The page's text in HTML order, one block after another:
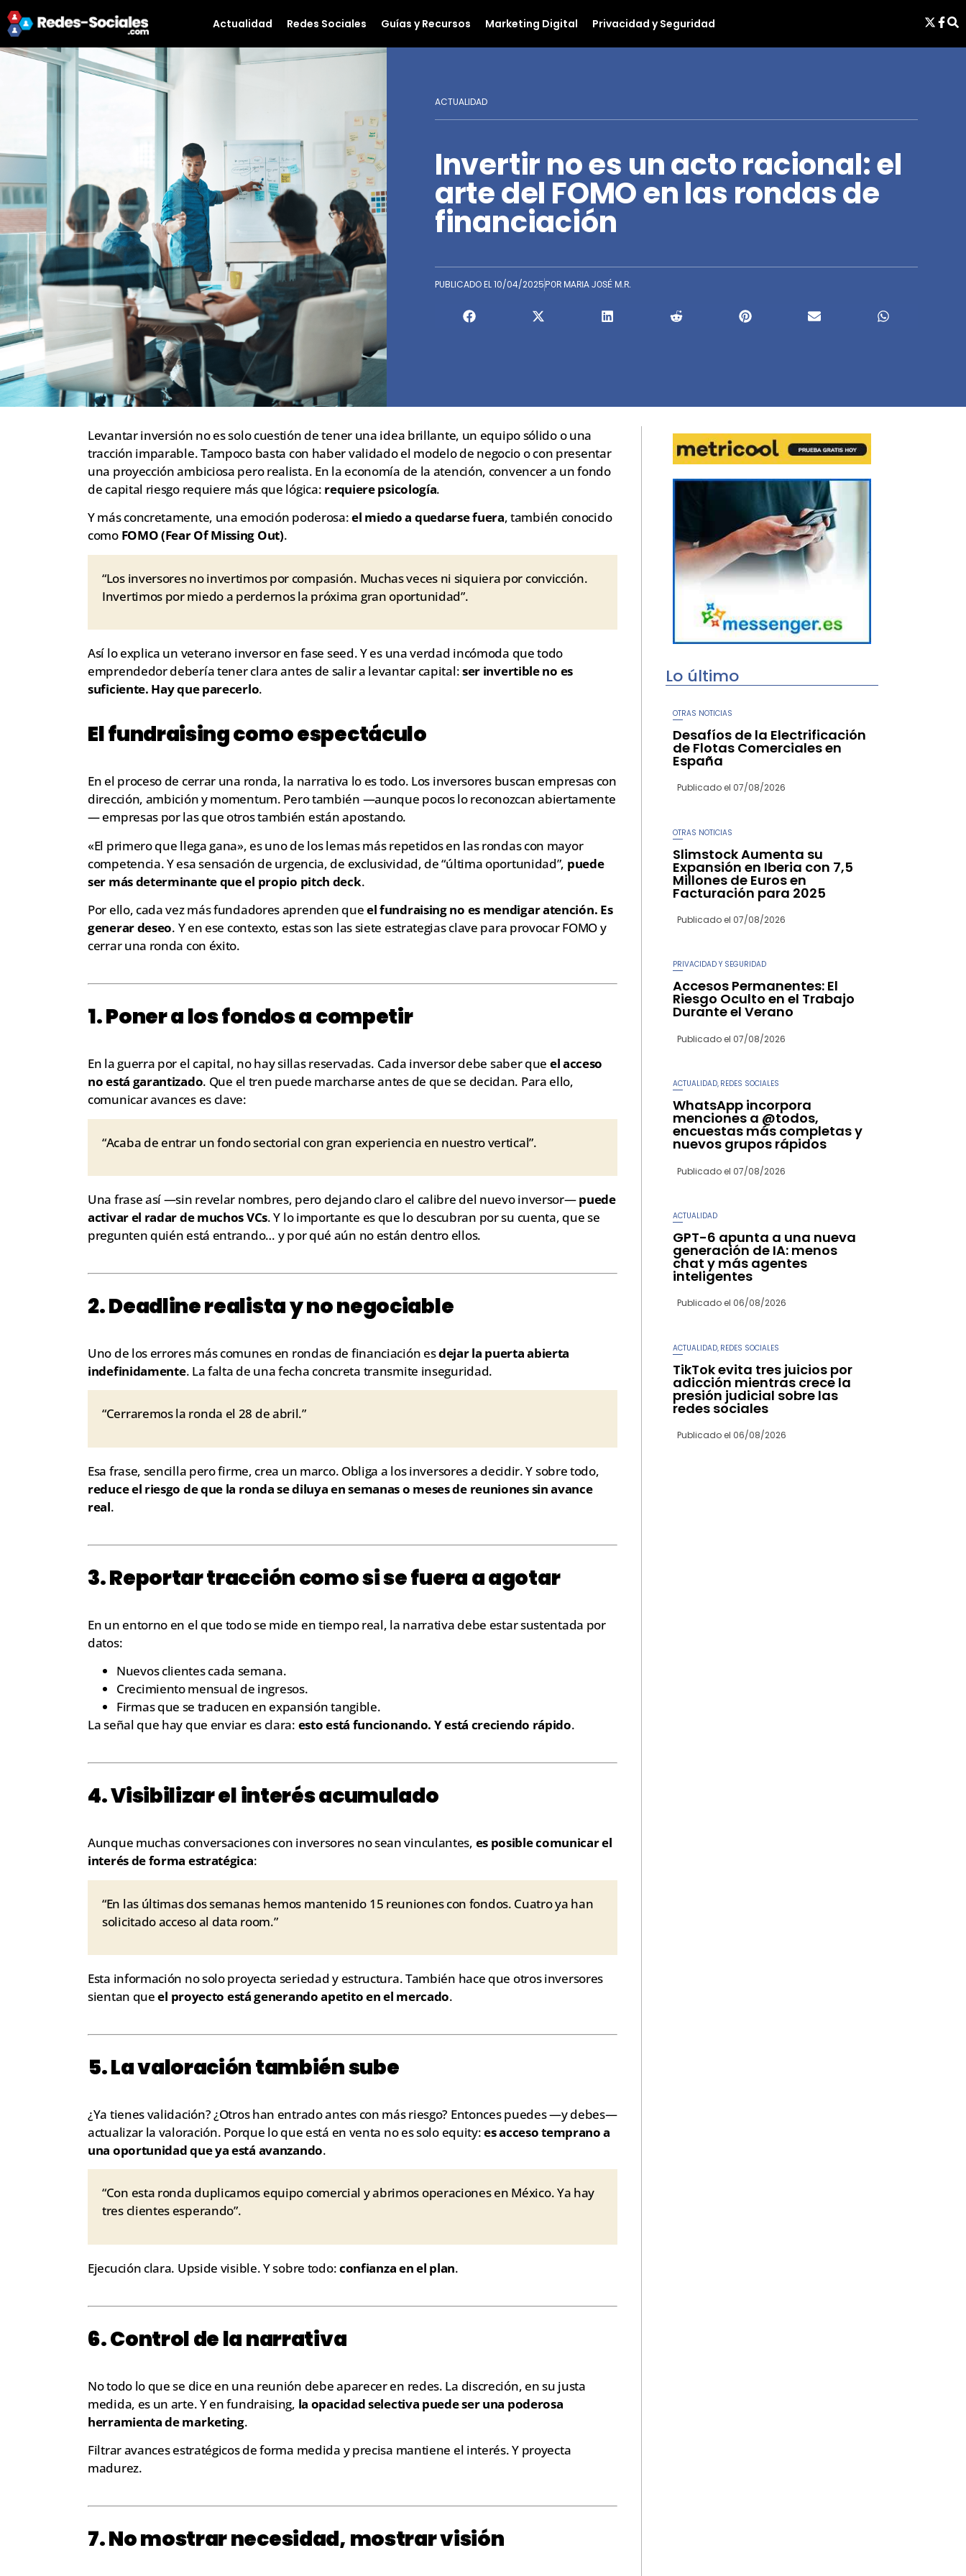
Actualidad Redes Sociales Guías y Recursos Marketing Digital Privacidad y Seguridad
ACTUALIDAD
Invertir no es un acto racional: el
arte del FOMO en las rondas de
financiación
PUBLICADO EL10/04/2025 POR MARIA JOSÉ M.R.
Levantar inversión no es solo cuestión de tener una idea brillante, un equipo sólido o una
tracción imparable. Tampoco basta con haber validado el modelo de negocio o con presentar
una proyección ambiciosa pero realista. En la economía de la atención, convencer a un fondo
de capital riesgo requiere más que lógica: requiere psicología.
Y más concretamente, una emoción poderosa:el miedo a quedarse fuera, también conocido
como FOMO (Fear Of Missing Out).
“Los inversores no invertimos por compasión. Muchas veces ni siquiera por convicción.
Invertimos por miedo a perdernos la próxima gran oportunidad”.
Así lo explica un veterano inversor en fase seed. Y es una verdad incómoda que todo
emprendedor debería tener clara antes de salir a levantar capital:ser invertible no es
suficiente. Hay que parecerlo.
El fundraising como espectáculo
En el proceso de cerrar una ronda, la narrativa lo es todo. Los inversores buscan empresas con
dirección, ambición y momentum. Pero también —aunque pocos lo reconozcan abiertamente
— empresas por las que otros también están apostando.
«El primero que llega gana», es uno de los lemas más repetidos en las rondas con mayor
competencia. Y esa sensación de urgencia, de exclusividad, de “última oportunidad”, puede
ser más determinante que el propio pitch deck.
Por ello, cada vez más fundadores aprenden queel fundraising no es mendigar atención. Es
generar deseo. Y en ese contexto, estas son las siete estrategias clave para provocar FOMO y
cerrar una ronda con éxito.
1. Poner a los fondos a competir
En la guerra por el capital, no hay sillas reservadas. Cada inversor debe saber que el acceso
no está garantizado. Que el tren puede marcharse antes de que se decidan. Para ello,
comunicar avances es clave:
“Acaba de entrar un fondo sectorial con gran experiencia en nuestro vertical”.
Una frase así —sin revelar nombres, pero dejando claro el calibre del nuevo inversor—puede
activar el radar de muchos VCs. Y lo importante es que lo descubran por su cuenta, que se
pregunten quién está entrando… y por qué aún no están dentro ellos.
2. Deadline realista y no negociable
Uno de los errores más comunes en rondas de financiación esdejar la puerta abierta
indefinidamente. La falta de una fecha concreta transmite inseguridad.
“Cerraremos la ronda el 28 de abril.”
Esa frase, sencilla pero firme, crea un marco. Obliga a los inversores a decidir. Y sobre todo,
reduce el riesgo de que la ronda se diluya en semanas o meses de reuniones sin avance
real.
3. Reportar tracción como si se fuera a agotar
En un entorno en el que todo se mide en tiempo real, la narrativa debe estar sustentada por
datos:
Nuevos clientes cada semana.
Crecimiento mensual de ingresos.
Firmas que se traducen en expansión tangible.
La señal que hay que enviar es clara: esto está funcionando. Y está creciendo rápido.
4. Visibilizar el interés acumulado
Aunque muchas conversaciones con inversores no sean vinculantes, es posible comunicar el
interés de forma estratégica:
“En las últimas dos semanas hemos mantenido 15 reuniones con fondos. Cuatro ya han
solicitado acceso al data room.”
Esta información no solo proyecta seriedad y estructura. También hace que otros inversores
sientan queel proyecto está generando apetito en el mercado.
5. La valoración también sube
¿Ya tienes validación? ¿Otros han entrado antes con más riesgo? Entonces puedes —y debes—
actualizar la valoración. Porque lo que está en venta no es solo equity:es acceso temprano a
una oportunidad que ya está avanzando.
“Con esta ronda duplicamos equipo comercial y abrimos operaciones en México. Ya hay
tres clientes esperando”.
Ejecución clara. Upside visible. Y sobre todo:confianza en el plan.
6. Control de la narrativa
No todo lo que se dice en una reunión debe aparecer en redes. La discreción, en su justa
medida, es un arte. Y en fundraising, la opacidad selectiva puede ser una poderosa
herramienta de marketing.
Filtrar avances estratégicos de forma medida y precisa mantiene el interés. Y proyecta
madurez.
7. No mostrar necesidad, mostrar visión
Lo último
OTRAS NOTICIAS
Desafíos de la Electrificación
de Flotas Comerciales en
España
Publicado el 07/08/2026
OTRAS NOTICIAS
Slimstock Aumenta su
Expansión en Iberia con 7,5
Millones de Euros en
Facturación para 2025
Publicado el 07/08/2026
PRIVACIDAD Y SEGURIDAD
Accesos Permanentes: El
Riesgo Oculto en el Trabajo
Durante el Verano
Publicado el 07/08/2026
ACTUALIDAD, REDES SOCIALES
WhatsApp incorpora
menciones a @todos,
encuestas más completas y
nuevos grupos rápidos
Publicado el 07/08/2026
ACTUALIDAD
GPT-6 apunta a una nueva
generación de IA: menos
chat y más agentes
inteligentes
Publicado el 06/08/2026
ACTUALIDAD REDES SOCIALES
TikTok evita tres juicios por
adicción mientras crece la
presión judicial sobre las
redes sociales
Publicado el 06/08/2026